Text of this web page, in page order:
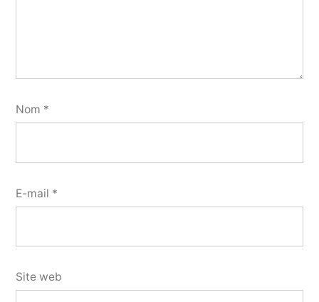
Nom *
E-mail *
Site web